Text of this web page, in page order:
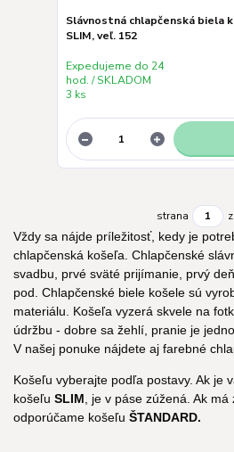
Slávnostná chlapčenská biela
SLIM, veľ. 152
Expedujeme do 24
hod. / SKLADOM
3 ks
strana
Vždy sa nájde príležitosť, kedy je
chlapčenská košeľa. Chlapčenské
svadbu, prvé sväté prijímanie, prvý
pod. Chlapčenské biele košele sú
materiálu. Košeľa vyzerá skvele na
údržbu - dobre sa žehlí, pranie je
V našej ponuke nájdete aj farebné
Košeľu vyberajte podľa postavy. Ak je
košeľu SLIM , je v páse zúžená. Ak má
odporúčame košeľu ŠTANDARD.